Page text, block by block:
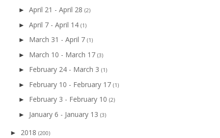
► April 21 - April 28 (2)
► April 7 - April 14 (1)
► March 31 - April 7 (1)
► March 10 - March 17 (3)
► February 24 - March 3 (1)
► February 10 - February 17 (1)
► February 3 - February 10 (2)
► January 6 - January 13 (3)
► 2018 (200)